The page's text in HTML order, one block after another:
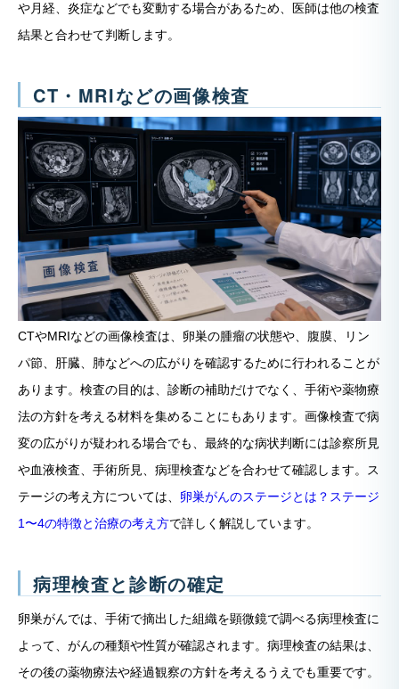
や月経、炎症などでも変動する場合があるため、医師は他の検査
結果と合わせて判断します。
CT・MRIなどの画像検査
CTやMRIなどの画像検査は、卵巣の腫瘤の状態や、腹膜、リン
パ節、肝臓、肺などへの広がりを確認するために行われることが
あります。検査の目的は、診断の補助だけでなく、手術や薬物療
法の方針を考える材料を集めることにもあります。画像検査で病
変の広がりが疑われる場合でも、最終的な病状判断には診察所見
や血液検査、手術所見、病理検査などを合わせて確認します。ス
テージの考え方については、 卵巣がんのステージとは？ステージ
1〜4の特徴と治療の考え方で詳しく解説しています。
病理検査と診断の確定
卵巣がんでは、手術で摘出した組織を顕微鏡で調べる病理検査に
よって、がんの種類や性質が確認されます。病理検査の結果は、
その後の薬物療法や経過観察の方針を考えるうえでも重要です。